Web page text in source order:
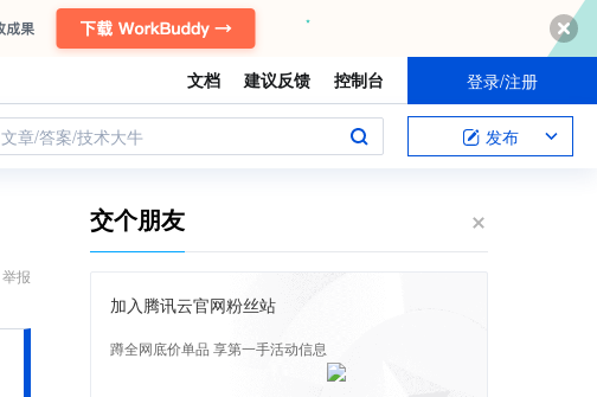
文档 建议反馈 控制台 登录/注册
文章/答案/技术大牛 发布
举报
交个朋友
加入腾讯云官网粉丝站
蹲全网底价单品 享第一手活动信息